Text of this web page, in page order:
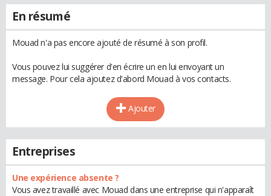
En résumé
Mouad n'a pas encore ajouté de résumé à son profil.
Vous pouvez lui suggérer d'en écrire un en lui envoyant un
message. Pour cela ajoutez d'abord Mouad à vos contacts.
Ajouter
Entreprises
Une expérience absente ?
Vous avez travaillé avec Mouad dans une entreprise qui n'apparaît